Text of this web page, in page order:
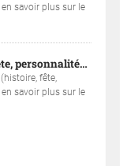
savoir plus sur le
personnalité…
fête,
savoir plus sur le